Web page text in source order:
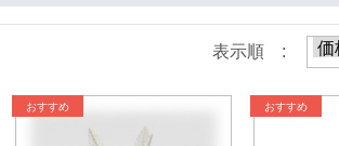
表示順 :